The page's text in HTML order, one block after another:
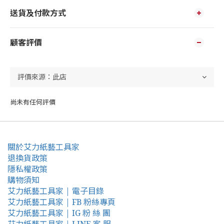
送貨及付款方式
顧客評價
尚未有任何評價
關於艾力紙藝工具家
退換貨政策
隱私權政策
購物須知
艾力紙藝工具家 | 電子目錄
艾力紙藝工具家 | FB 粉絲專頁
艾力紙藝工具家 | IG 粉 絲 團